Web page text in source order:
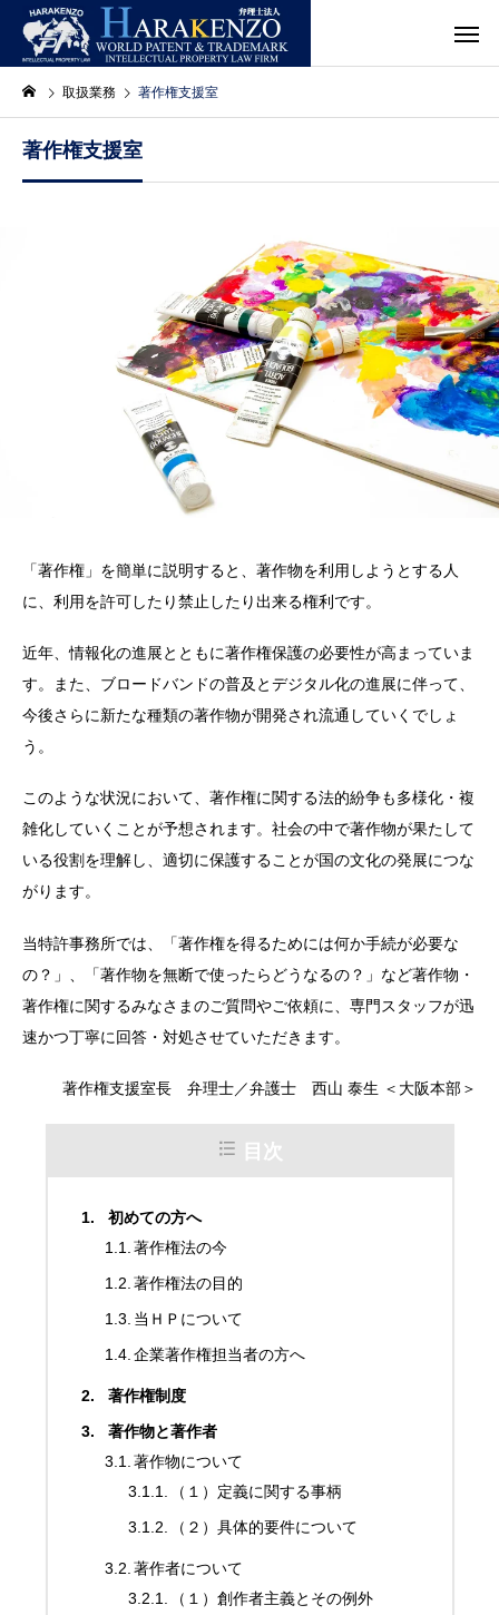
取扱業務 著作権支援室
著作権支援室
「著作権」を簡単に説明すると、著作物を利用しようとする人
に、利用を許可したり禁止したり出来る権利です。
近年、情報化の進展とともに著作権保護の必要性が高まっていま
す。また、ブロードバンドの普及とデジタル化の進展に伴って、
今後さらに新たな種類の著作物が開発され流通していくでしょ
う。
このような状況において、著作権に関する法的紛争も多様化・複
雑化していくことが予想されます。社会の中で著作物が果たして
いる役割を理解し、適切に保護することが国の文化の発展につな
がります。
当特許事務所では、「著作権を得るためには何か手続が必要な
の？」、「著作物を無断で使ったらどうなるの？」など著作物・
著作権に関するみなさまのご質問やご依頼に、専門スタッフが迅
速かつ丁寧に回答・対処させていただきます。
著作権支援室長 弁理士／弁護士 西山 泰生 ＜大阪本部＞
目次
初めての方へ
著作権法の今
著作権法の目的
当ＨＰについて
企業著作権担当者の方へ
著作権制度
著作物と著作者
著作物について
（１）定義に関する事柄
（２）具体的要件について
著作者について
（１）創作者主義とその例外